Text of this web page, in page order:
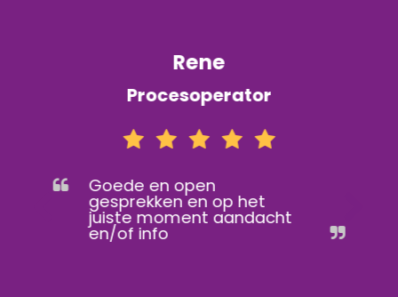
Rene
Procesoperator
Goede en open
gesprekken en op het
juiste moment aandacht
en/of info